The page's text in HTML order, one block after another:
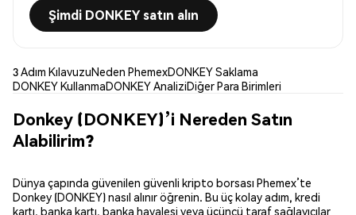
Şimdi DONKEY satın alın
3 Adım KılavuzuNeden PhemexDONKEY Saklama
DONKEY KullanmaDONKEY AnaliziDiğer Para Birimleri
Donkey (DONKEY)’i Nereden Satın
Alabilirim?
Dünya çapında güvenilen güvenli kripto borsası Phemex’te
Donkey (DONKEY) nasıl alınır öğrenin. Bu üç kolay adım, kredi
kartı, banka kartı, banka havalesi veya üçüncü taraf sağlayıcılar